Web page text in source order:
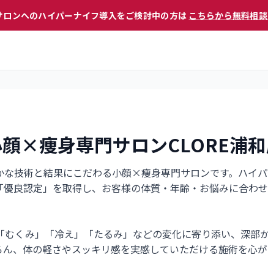
ロンへのハイパーナイフ導入をご検討中の方は こちらから無料相
×痩身専門サロンCLORE浦
な技術と結果にこだわる小顔×痩身専門サロンです。ハイ
良認定」を取得し、お客様の体質・年齢・お悩みに合わ
くみ」「冷え」「たるみ」などの変化に寄り添い、深部
、体の軽さやスッキリ感を実感していただける施術を心が